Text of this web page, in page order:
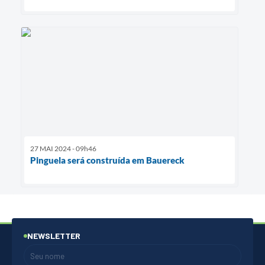
27 MAI 2024 - 09h46
Pinguela será construída em Bauereck
NEWSLETTER